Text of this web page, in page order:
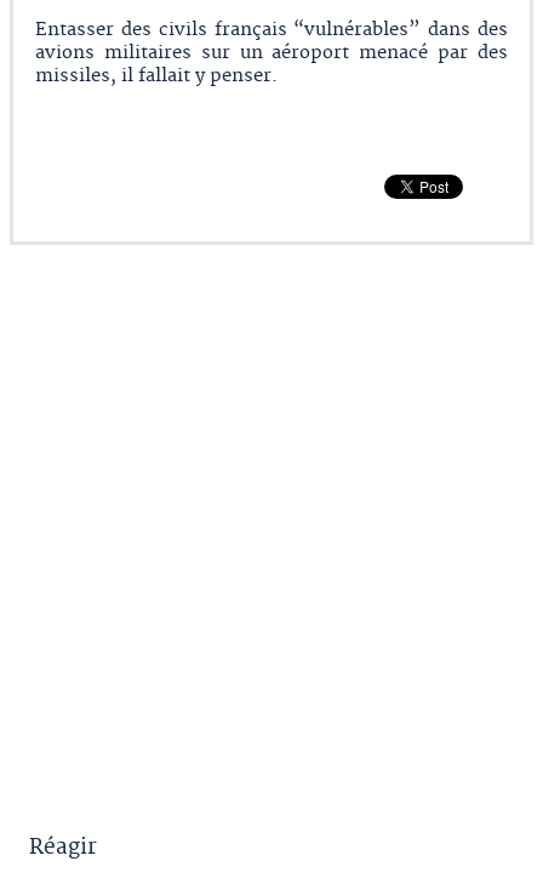
Entasser des civils français “vulnérables” dans des
avions militaires sur un aéroport menacé par des
missiles, il fallait y penser.
Réagir